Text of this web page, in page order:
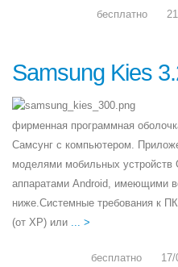
бесплатно
Samsung Kies
фирменная программная
Самсунг с компьютером.
моделями мобильных
аппаратами Android, имеющими
ниже.Системные требования к
(от XP) или ... >
бесплатно 17/